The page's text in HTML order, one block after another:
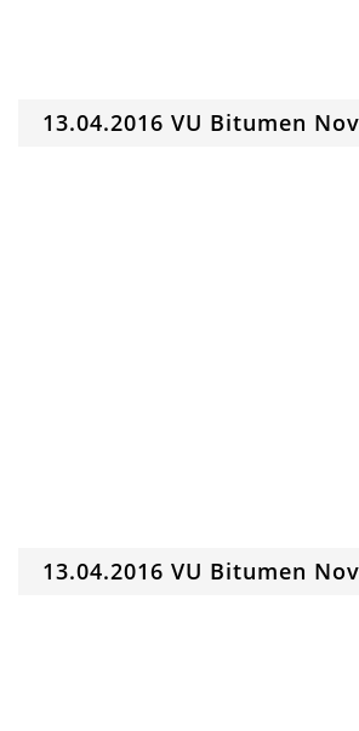
13.04.2016 VU Bitumen
13.04.2016 VU Bitumen